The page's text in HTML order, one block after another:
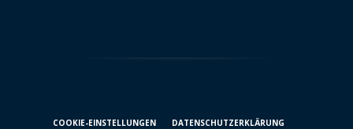
COOKIE-EINSTELLUNGEN DATENSCHUTZ­ERKLÄRUNG